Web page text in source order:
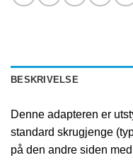
BESKRIVELSE
Denne adapteren er
standard skrugjenge
på den andre siden